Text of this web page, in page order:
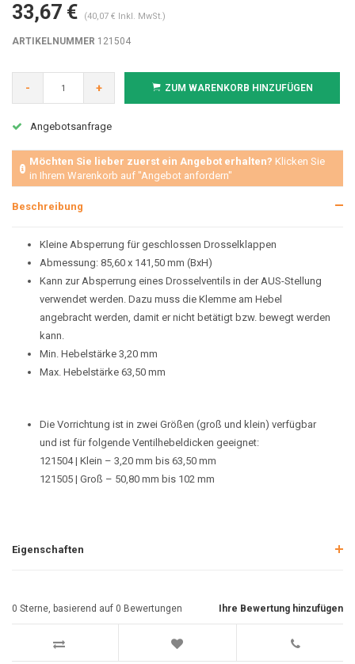
33,67 € (40,07 € Inkl. MwSt.)
ARTIKELNUMMER 121504
- + ZUM WARENKORB HINZUFÜGEN
Angebotsanfrage
Möchten Sie lieber zuerst ein Angebot erhalten? Klicken Sie
in Ihrem Warenkorb auf "Angebot anfordern"
Beschreibung
Kleine Absperrung für geschlossen Drosselklappen
Abmessung: 85,60 x 141,50 mm (BxH)
Kann zur Absperrung eines Drosselventils in der AUS-Stellung
verwendet werden. Dazu muss die Klemme am Hebel
angebracht werden, damit er nicht betätigt bzw. bewegt werden
kann.
Min. Hebelstärke 3,20 mm
Max. Hebelstärke 63,50 mm
Die Vorrichtung ist in zwei Größen (groß und klein) verfügbar
und ist für folgende Ventilhebeldicken geeignet:
121504 | Klein – 3,20 mm bis 63,50 mm
121505 | Groß – 50,80 mm bis 102 mm
Eigenschaften
Ihre Bewertung hinzufügen
0 Sterne, basierend auf 0 Bewertungen